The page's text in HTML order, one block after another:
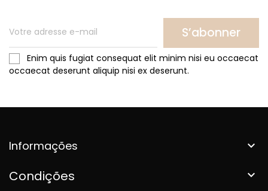
S’abonner
Enim quis fugiat consequat elit minim nisi eu occaecat
occaecat deserunt aliquip nisi ex deserunt.
Informações 
Condições 